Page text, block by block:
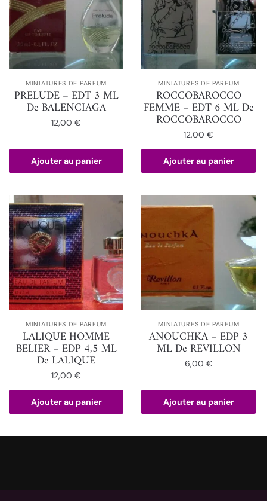
MINIATURES DE PARFUM
PRELUDE – EDT 3 ML
De BALENCIAGA
12,00€
Ajouter au panier
MINIATURES DE PARFUM
ROCCOBAROCCO
FEMME – EDT 6 ML De
ROCCOBAROCCO
12,00€
Ajouter au panier
MINIATURES DE PARFUM
LALIQUE HOMME
BELIER – EDP 4,5 ML
De LALIQUE
12,00€
Ajouter au panier
MINIATURES DE PARFUM
ANOUCHKA – EDP 3
ML De REVILLON
6,00 €
Ajouter au panier